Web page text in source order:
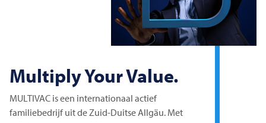
Multiply Your Value.
MULTIVAC is een internationaal actief
familiebedrijf uit de Zuid-Duitse Allgäu. Met